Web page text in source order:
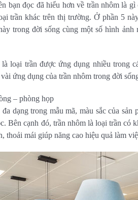
bạn đọc đã hiểu hơn về trần nhôm là
trần khác trên thị trường. Ở phần 5
trong đời sống cùng một số hình
loại trần được ứng dụng nhiều trong
ứng dụng của trần nhôm trong đời
– phòng họp
dạng trong mẫu mã, màu sắc của
Bên cạnh đó, trần nhôm là loại trần có
thoải mái giúp năng cao hiệu quả làm